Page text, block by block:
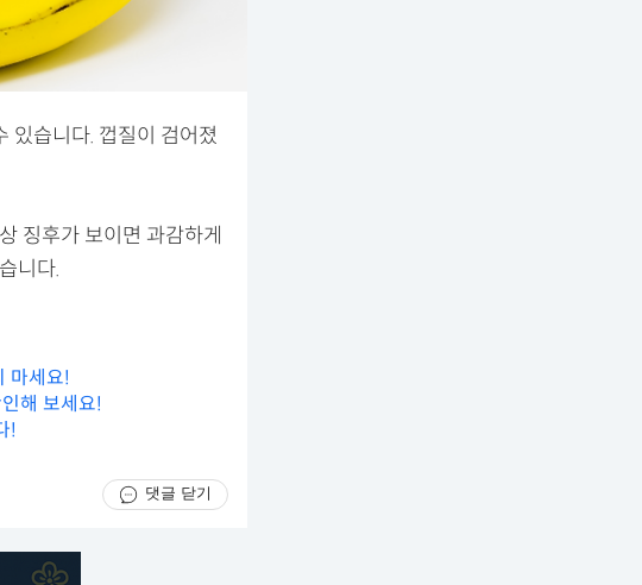
있습니다. 껍질이 검어졌
징후가 보이면 과감하게
니다.
마세요!
해 보세요!
!
댓글 닫기